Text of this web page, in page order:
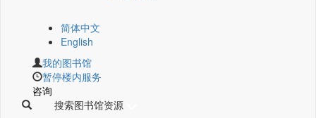
简体中文
English
我的图书馆
暂停楼内服务
咨询
搜索图书馆资源